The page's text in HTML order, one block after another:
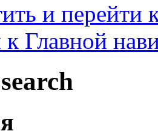
и перейти
Главной